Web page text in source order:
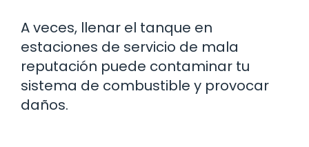
A veces, llenar el tanque en
estaciones de servicio de mala
reputación puede contaminar tu
sistema de combustible y provocar
daños.